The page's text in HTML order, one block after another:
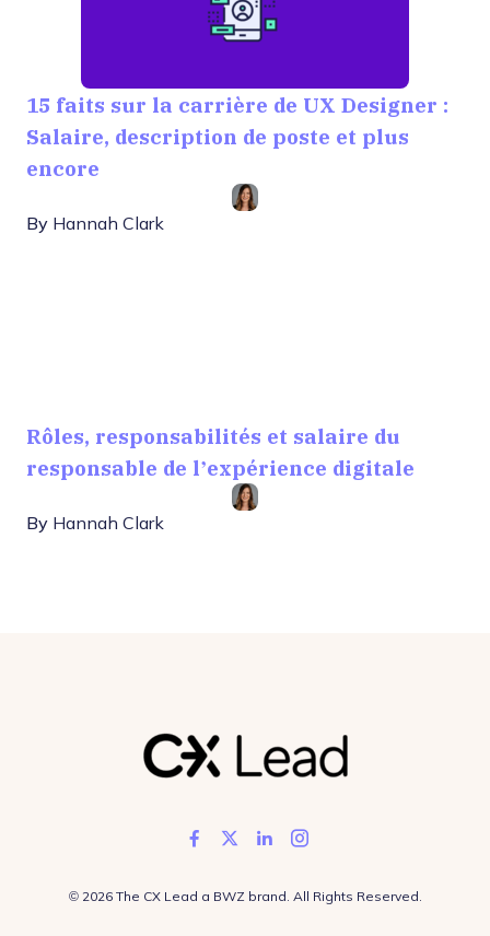
15 faits sur la carrière de UX Designer :
Salaire, description de poste et plus
encore
By Hannah Clark
Rôles, responsabilités et salaire du
responsable de l’expérience digitale
By Hannah Clark
Like us on Facebook
Follow us on Twitter
Add us on LinkedIn
Follow us on
© 2026 The CX Lead a BWZOpens new window
brand. All Rights Reserved.